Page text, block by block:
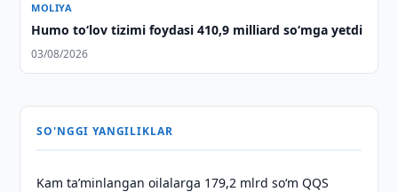
MOLIYA
Humo to‘lov tizimi foydasi 410,9 milliard so‘mga yetdi
03/08/2026
SO'NGGI YANGILIKLAR
Kam taʼminlangan oilalarga 179,2 mlrd so‘m QQS